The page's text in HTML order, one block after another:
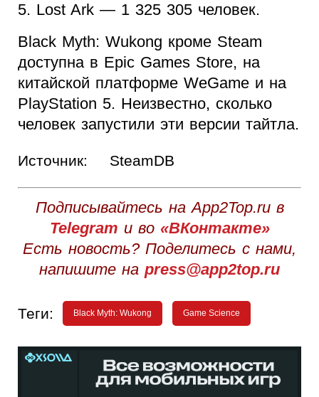
5. Lost Ark — 1 325 305 человек.
Black Myth: Wukong кроме Steam
доступна в Epic Games Store, на
китайской платформе WeGame и на
PlayStation 5. Неизвестно, сколько
человек запустили эти версии тайтла.
Источник: SteamDB
Подписывайтесь на App2Top.ru в
Telegram и во «ВКонтакте»
Есть новость? Поделитесь с нами,
напишите на press@app2top.ru
Теги: Black Myth: Wukong Game Science